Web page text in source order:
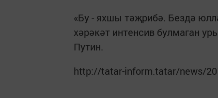
«Бу - яхшы тәҗрибә. Бездә
хәрәкәт интенсив булмаган
Путин.
http://tatar-inform.tatar/news/